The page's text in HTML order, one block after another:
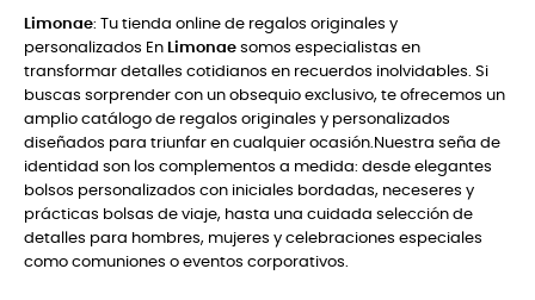
Limonae: Tu tienda online de regalos originales y
personalizados En Limonae somos especialistas en
transformar detalles cotidianos en recuerdos inolvidables. Si
buscas sorprender con un obsequio exclusivo, te ofrecemos un
amplio catálogo de regalos originales y personalizados
diseñados para triunfar en cualquier ocasión.Nuestra seña de
identidad son los complementos a medida: desde elegantes
bolsos personalizados con iniciales bordadas, neceseres y
prácticas bolsas de viaje, hasta una cuidada selección de
detalles para hombres, mujeres y celebraciones especiales
como comuniones o eventos corporativos.